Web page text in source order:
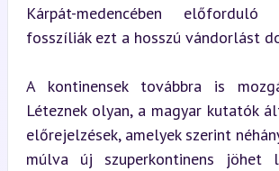
Kárpát-medencében
fosszíliák ezt a hosszú vándorlást
A kontinensek továbbra is
Léteznek olyan, a magyar kutatók
előrejelzések, amelyek szerint
múlva új szuperkontinens jöhet